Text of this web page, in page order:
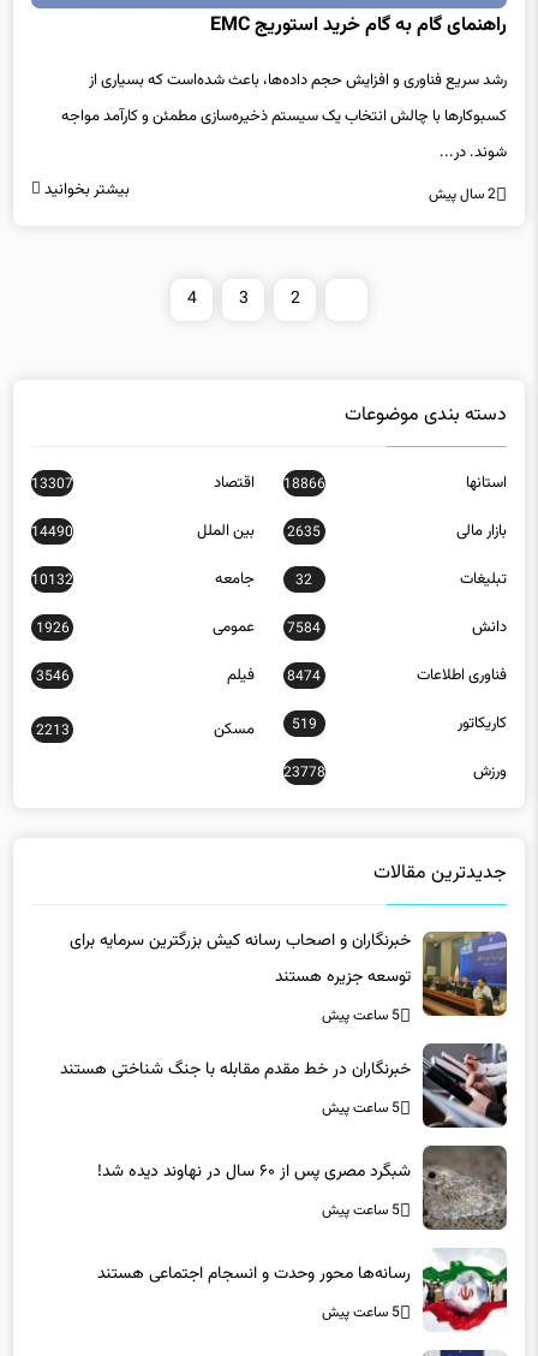
راهنمای گام به گام خرید استوریج EMC
رشد سریع فناوری و افزایش حجم داده‌ها، باعث شده‌است که بسیاری از
کسب‎وکارها با چالش انتخاب یک سیستم ذخیره‌سازی مطمئن و کارآمد مواجه
شوند. در...
2 سال پیش بیشتر بخوانید
2
3
4
دسته بندی موضوعات
استانها 18866 اقتصاد 13307
بازار مالی 2635 بین الملل 14490
تبلیغات 32 جامعه 10132
دانش 7584 عمومی 1926
فناوری اطلاعات 8474 فیلم 3546
کاریکاتور 519 مسکن 2213
ورزش 23778
جدیدترین مقالات
خبرنگاران و اصحاب رسانه کیش بزرگترین سرمایه برای
توسعه جزیره هستند
5 ساعت پیش
خبرنگاران در خط مقدم مقابله با جنگ شناختی هستند
5 ساعت پیش
شبگرد مصری پس از ۶۰ سال در نهاوند دیده شد!
5 ساعت پیش
رسانه‌ها محور وحدت و انسجام اجتماعی هستند
5 ساعت پیش